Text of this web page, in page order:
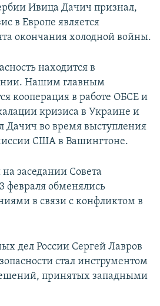
Ивица Дачич признал,
в Европе является
окончания холодной войны.
находится в
Нашим главным
кооперация в работе ОБСЕ и
кризиса в Украине и
Дачич во время выступления
США в Вашингтоне.
заседании Совета
февраля обменялись
в связи с конфликтом в
дел России Сергей Лавров
стал инструментом
принятых западными